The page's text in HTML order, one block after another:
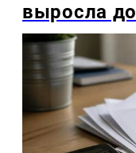
выросла